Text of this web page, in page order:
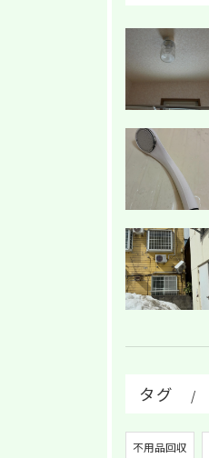
タグ
不用品回収